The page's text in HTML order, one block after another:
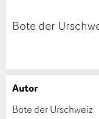
Bote der
Anzeige
Anzeige
Autor
Bote der Urschweiz